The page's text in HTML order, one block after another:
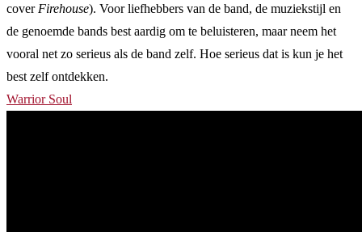
cover Firehouse). Voor liefhebbers van de band, de muziekstijl en
de genoemde bands best aardig om te beluisteren, maar neem het
vooral net zo serieus als de band zelf. Hoe serieus dat is kun je het
best zelf ontdekken.
Warrior Soul